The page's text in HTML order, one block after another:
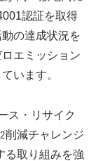
認証を取得
の達成状況を
エミッション
います。
ス・リサイク
2削減チャレンジ
る取り組みを強